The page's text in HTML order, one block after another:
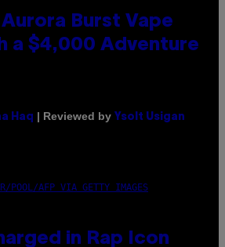
Aurora Burst Vape
a $4,000 Adventure
Haq | Reviewed by Ysolt Usigan
POOL/AFP VIA GETTY IMAGES
in Rap Icon